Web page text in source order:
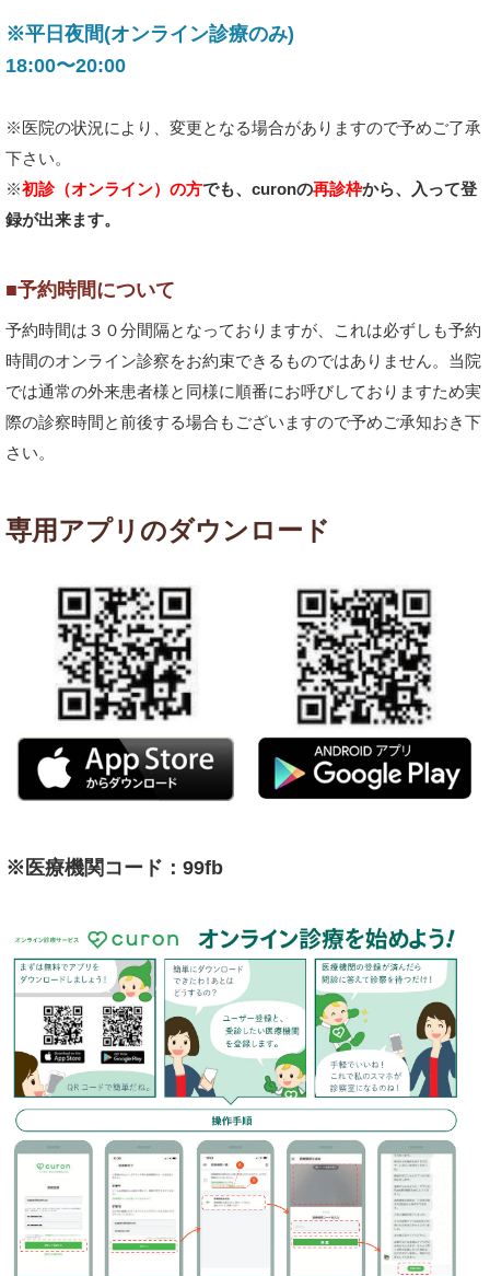
※平日夜間(オンライン診療のみ)
18:00〜20:00
※医院の状況により、変更となる場合がありますので予めご了承
下さい。
※初診（オンライン）の方でも、curonの再診枠から、入って登
録が出来ます。
■予約時間について
予約時間は３０分間隔となっておりますが、これは必ずしも予約
時間のオンライン診察をお約束できるものではありません。当院
では通常の外来患者様と同様に順番にお呼びしておりますため実
際の診察時間と前後する場合もございますので予めご承知おき下
さい。
専用アプリのダウンロード
※医療機関コード：99fb